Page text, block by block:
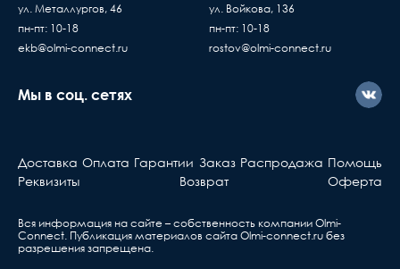
Если вы купили
оборудование у нас, но
без существующих
Берете ваш гарантийный
обращаетесь в
с Пн. по Пт. с 10:00 до 17:00 часов
ул. Металлургов, 46
пн-пт: 10-18
ekb@olmi-connect.ru
ул. Войкова, 136
пн-пт: 10-18
rostov@olmi-connect.ru
Мы в соц. сетях
Доставка Оплата Гарантии Заказ Распродажа Помощь
Реквизиты
Возврат Оферта
Вся информация на сайте – собственность компании Olmi-
Сonnect. Публикация материалов сайта Olmi-connect.ru без
разрешения запрещена.